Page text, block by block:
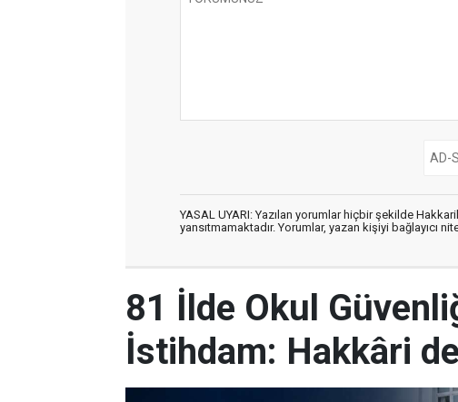
YASAL UYARI: Yazılan yorumlar hiçbir şekilde
yansıtmamaktadır. Yorumlar, yazan kişiyi bağlayıcı
81 İlde Okul
İstihdam: Hakkâri